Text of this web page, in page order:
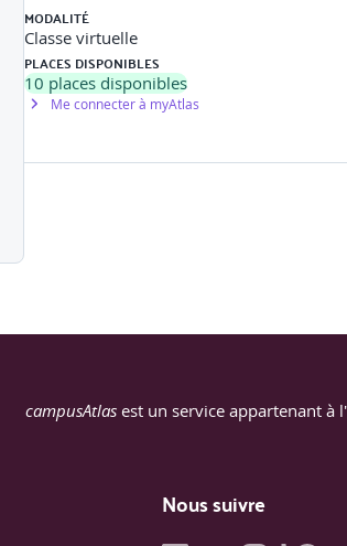
INS : ELEFRONT , LUNCHBOX
MODALITÉ
Classe virtuelle
PLACES DISPONIBLES
10 places disponibles
Me connecter à myAtlas
campusAtlas est un service appartenant à
Nous suivre